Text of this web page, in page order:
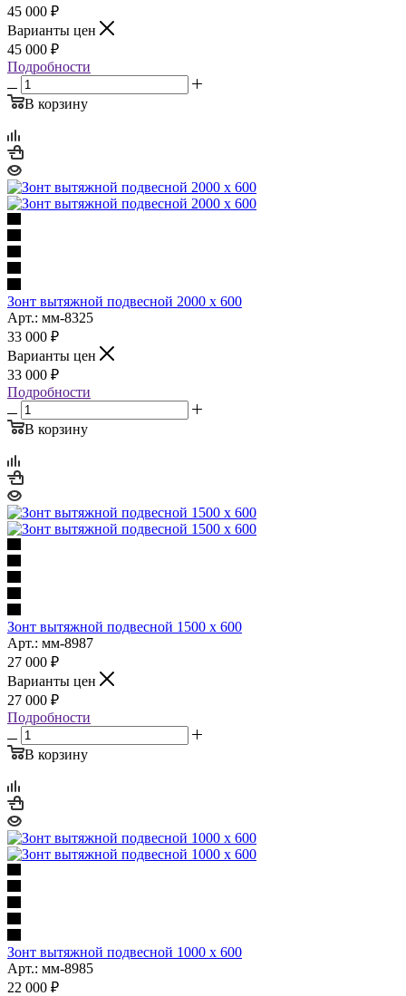
45 000 ₽
Варианты цен
45 000 ₽
Подробности
В корзину
Зонт вытяжной подвесной 2000 х 600
Арт.: мм-8325
33 000 ₽
Варианты цен
33 000 ₽
Подробности
В корзину
Зонт вытяжной подвесной 1500 х 600
Арт.: мм-8987
27 000 ₽
Варианты цен
27 000 ₽
Подробности
В корзину
Зонт вытяжной подвесной 1000 х 600
Арт.: мм-8985
22 000 ₽